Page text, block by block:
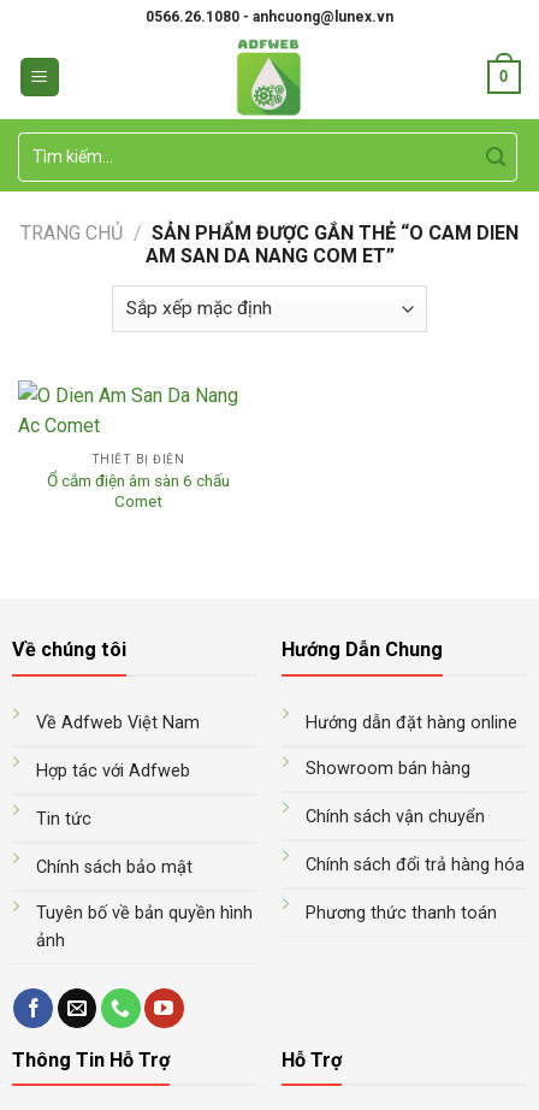
content
0566.26.1080 - anhcuong@lunex.vn
0
Tìm
TRANG CHỦ / SẢN PHẨM ĐƯỢC GẮN THẺ “O CAM DIEN
AM SAN DA NANG COM ET”
THIẾT BỊ ĐIỆN
Ổ cắm điện âm sàn 6 chấu
Comet
Về chúng tôi
Về Adfweb Việt Nam
Hợp tác với Adfweb
Tin tức
Chính sách bảo mật
Tuyên bố về bản quyền hình
ảnh
Hướng Dẫn Chung
Hướng dẫn đặt hàng online
Showroom bán hàng
Chính sách vận chuyển
Chính sách đổi trả hàng hóa
Phương thức thanh toán
Thông Tin Hỗ Trợ Hỗ Trợ